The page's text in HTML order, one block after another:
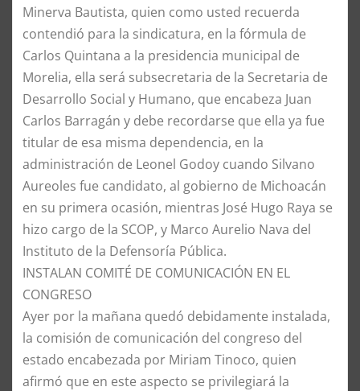
Minerva Bautista, quien como usted recuerda
contendió para la sindicatura, en la fórmula de
Carlos Quintana a la presidencia municipal de
Morelia, ella será subsecretaria de la Secretaria de
Desarrollo Social y Humano, que encabeza Juan
Carlos Barragán y debe recordarse que ella ya fue
titular de esa misma dependencia, en la
administración de Leonel Godoy cuando Silvano
Aureoles fue candidato, al gobierno de Michoacán
en su primera ocasión, mientras José Hugo Raya se
hizo cargo de la SCOP, y Marco Aurelio Nava del
Instituto de la Defensoría Pública.
INSTALAN COMITÉ DE COMUNICACIÓN EN EL
CONGRESO
Ayer por la mañana quedó debidamente instalada,
la comisión de comunicación del congreso del
estado encabezada por Miriam Tinoco, quien
afirmó que en este aspecto se privilegiará la